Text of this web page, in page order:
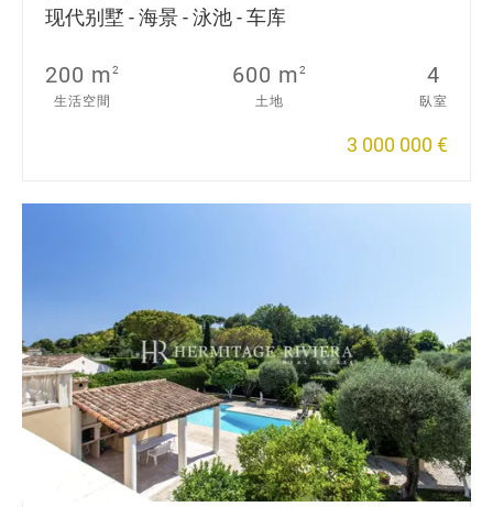
现代别墅 - 海景 - 泳池 - 车库
200 m2
生活空間
600 m2
土地
4
臥室
3 000 000 €